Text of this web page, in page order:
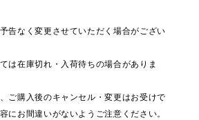
告なく変更させていただく場合がござい
は在庫切れ・入荷待ちの場合がありま
ご購入後のキャンセル・変更はお受けで
にお間違いがないようご注意ください。